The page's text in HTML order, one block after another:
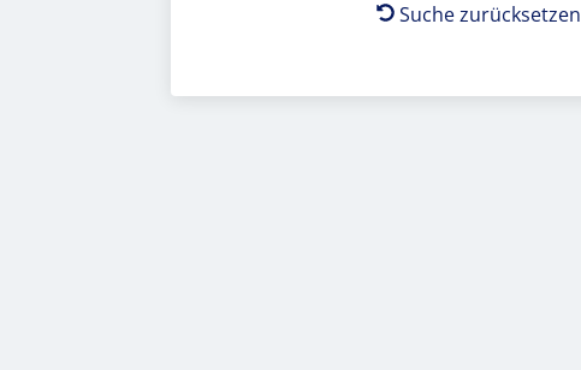
Suche zurücksetzen